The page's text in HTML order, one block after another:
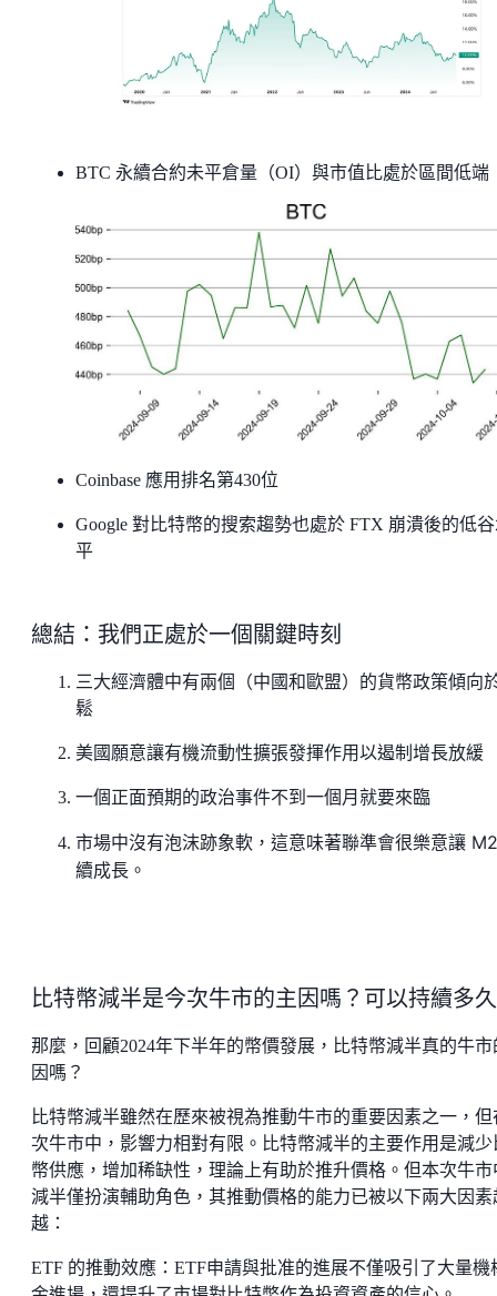
BTC 永續合約未平倉量（OI）與市值比處於區間低端
Coinbase 應用排名第430位
Google 對比特幣的搜索趨勢也處於 FTX 崩潰後的低
平
總結：我們正處於一個關鍵時刻
三大經濟體中有兩個（中國和歐盟）的貨幣政策傾向
鬆
美國願意讓有機流動性擴張發揮作用以遏制增長放緩
一個正面預期的政治事件不到一個月就要來臨
市場中沒有泡沫跡象軟，這意味著聯準會很樂意讓
續成長。
比特幣減半是今次牛市的主因嗎？可以持續多
那麼，回顧2024年下半年的幣價發展，比特幣減半真的牛市
因嗎？
比特幣減半雖然在歷來被視為推動牛市的重要因素之一，但
次牛市中，影響力相對有限。比特幣減半的主要作用是減少
幣供應，增加稀缺性，理論上有助於推升價格。但本次牛市
減半僅扮演輔助角色，其推動價格的能力已被以下兩大因素
越：
ETF 的推動效應：ETF申請與批准的進展不僅吸引了大量機